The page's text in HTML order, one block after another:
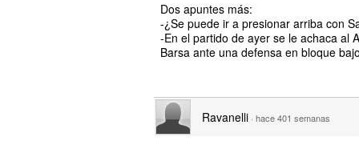
Dos apuntes más:
-¿Se puede ir a presionar arriba con
-En el partido de ayer se le achaca al
Barsa ante una defensa en bloque
Ravanelli · hace 401 semanas